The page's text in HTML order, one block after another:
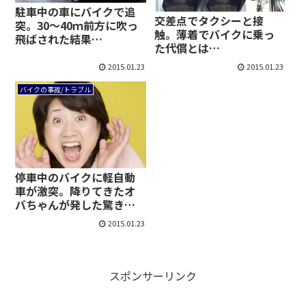
駐車中の車にバイクで追
突。30～40ｍ前方に吹っ
飛ばされた結果…
2015.01.23
交差点でタクシーと接
触。薄着でバイクに乗っ
た代償とは…
2015.01.23
バイクの事故/トラブル
停車中のバイクに軽自動
車が激突。降りてきたオ
バちゃんが発した驚きの
2015.01.23
スポンサーリンク